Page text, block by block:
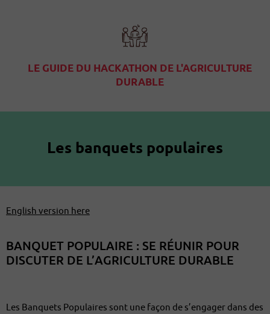
LE GUIDE DU HACKATHON DE L'AGRICULTURE
DURABLE
Les banquets populaires
English version here
BANQUET POPULAIRE : SE RÉUNIR POUR
DISCUTER DE L’AGRICULTURE DURABLE
Les Banquets Populaires sont une façon de s’engager dans des